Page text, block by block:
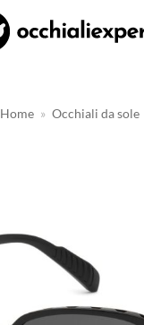
Home » Occhiali da sole